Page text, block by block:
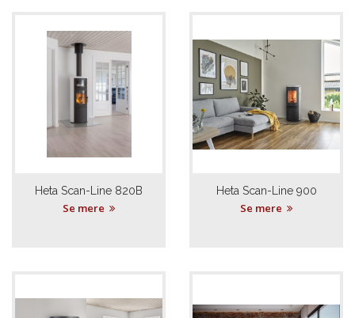
Heta Scan-Line 820B
Se mere
Heta Scan-Line 900
Se mere